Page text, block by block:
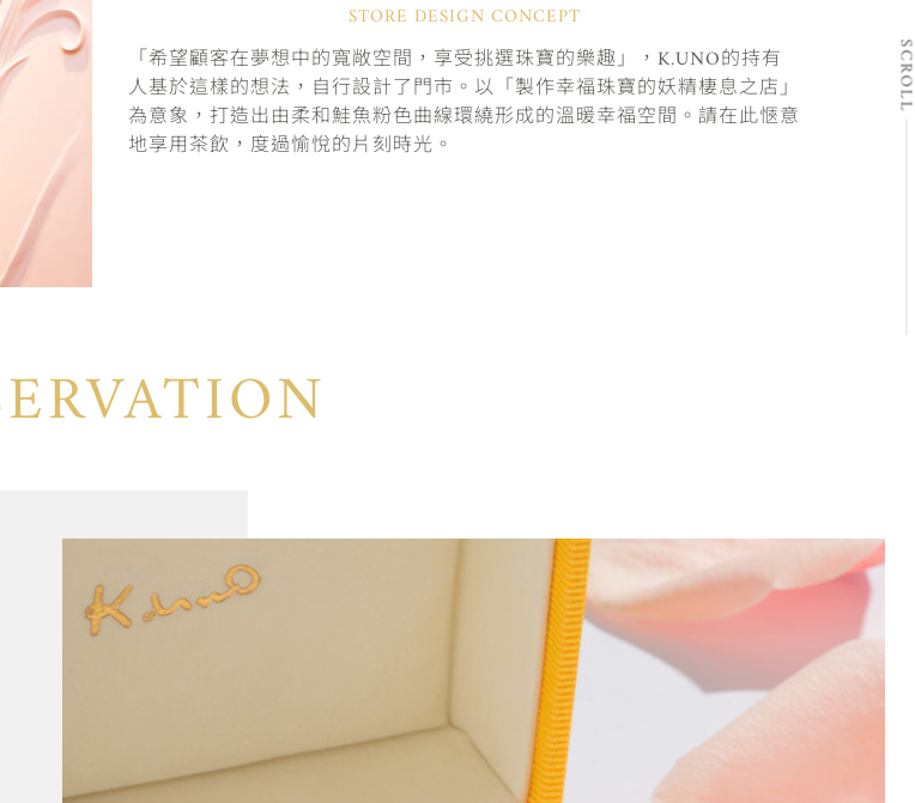
STORE DESIGN CONCEPT
「希望顧客在夢想中的寬敞空間，享受挑選珠寶的樂趣」，K.UNO的持有
人基於這樣的想法，自行設計了門市。以「製作幸福珠寶的妖精棲息之店」
為意象，打造出由柔和鮭魚粉色曲線環繞形成的溫暖幸福空間。請在此愜意
地享用茶飲，度過愉悅的片刻時光。